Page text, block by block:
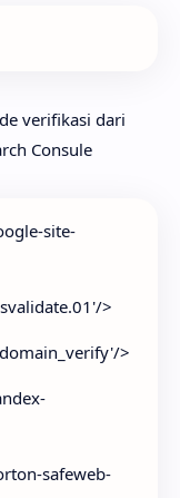
verifikasi dari
Consule
site-
>
>
safeweb-